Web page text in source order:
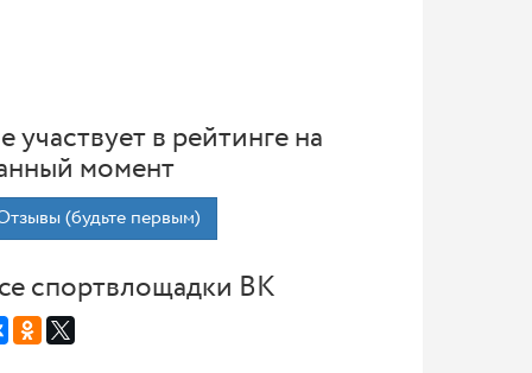
участвует в рейтинге на
момент
(будьте первым)
спортвлощадки ВК